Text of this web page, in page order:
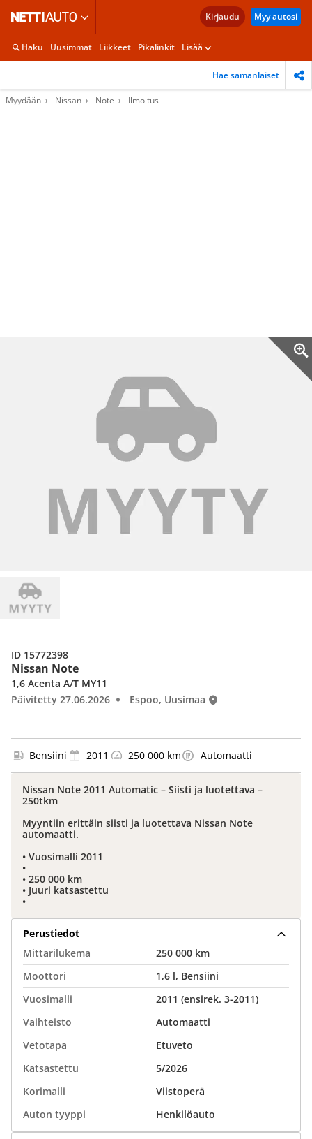
Kirjaudu Myy autosi
Haku Uusimmat Liikkeet Pikalinkit Lisää
Hae samanlaiset
Myydään Nissan Note Ilmoitus
Nissan Note
1,6 Acenta A/T MY11
Päivitetty 27.06.2026
Espoo, Uusimaa
ID 15772398
Bensiini 2011 250 000 km Automaatti
Nissan Note 2011 Automatic – Siisti ja luotettava –
250tkm
Myyntiin erittäin siisti ja luotettava Nissan Note
automaatti.
• Vuosimalli 2011
•
• 250 000 km
• Juuri katsastettu
•
Perustiedot
Mittarilukema
250 000 km
Moottori
1,6 l, Bensiini
Vuosimalli
2011 (ensirek. 3-2011)
Vaihteisto
Automaatti
Vetotapa
Etuveto
Katsastettu
5/2026
Korimalli
Viistoperä
Auton tyyppi
Henkilöauto